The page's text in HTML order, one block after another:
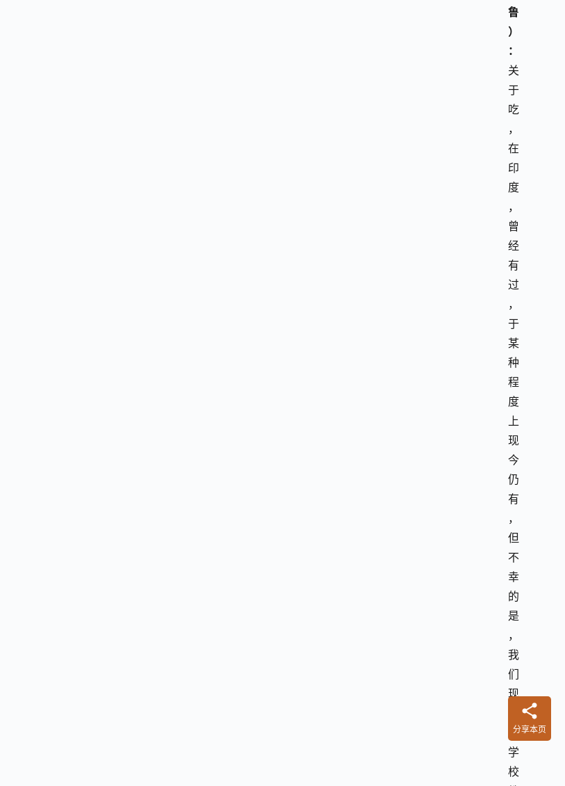
鲁
）
：
关
于
吃
，
在
印
度
，
曾
经
有
过
，
于
某
种
程
度
上
现
今
仍
有
，
但
不
幸
的
是
，
我
们
现
的
学
校
分享本页